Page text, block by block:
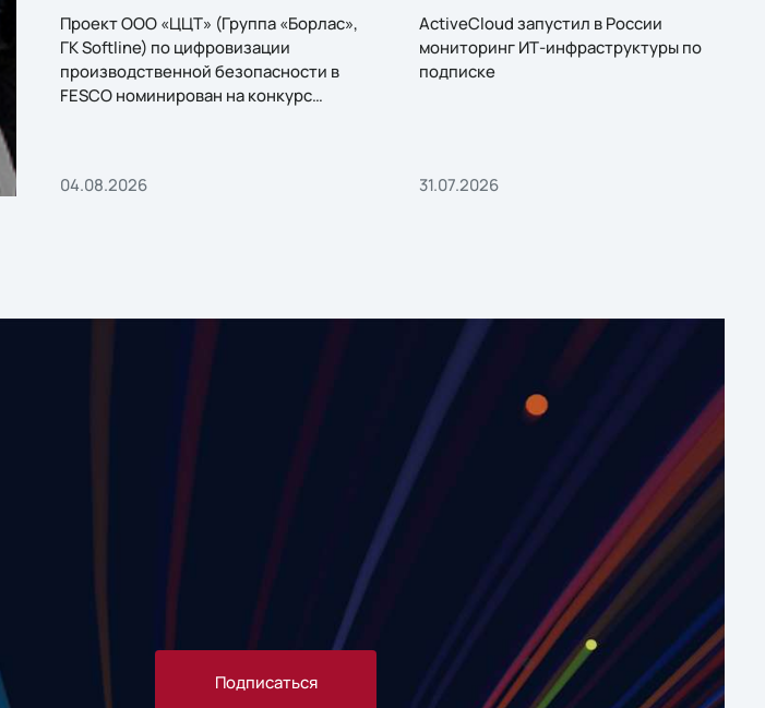
Проект ООО «ЦЦТ» (Группа «Борлас»,
ГК Softline) по цифровизации
производственной безопасности в
FESCO номинирован на конкурс
04.08.2026
ActiveCloud запустил в России
мониторинг ИТ-инфраструктуры по
подписке
31.07.2026
Подписаться